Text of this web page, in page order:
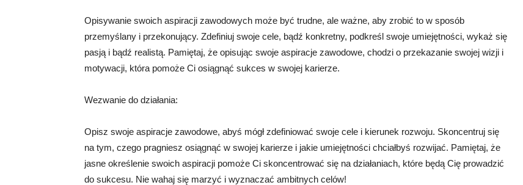
Opisywanie swoich aspiracji zawodowych może być trudne, ale ważne, aby zrobić to w sposób
przemyślany i przekonujący. Zdefiniuj swoje cele, bądź konkretny, podkreśl swoje umiejętności, wykaż się
pasją i bądź realistą. Pamiętaj, że opisując swoje aspiracje zawodowe, chodzi o przekazanie swojej wizji i
motywacji, która pomoże Ci osiągnąć sukces w swojej karierze.
Wezwanie do działania:
Opisz swoje aspiracje zawodowe, abyś mógł zdefiniować swoje cele i kierunek rozwoju. Skoncentruj się
na tym, czego pragniesz osiągnąć w swojej karierze i jakie umiejętności chciałbyś rozwijać. Pamiętaj, że
jasne określenie swoich aspiracji pomoże Ci skoncentrować się na działaniach, które będą Cię prowadzić
do sukcesu. Nie wahaj się marzyć i wyznaczać ambitnych celów!